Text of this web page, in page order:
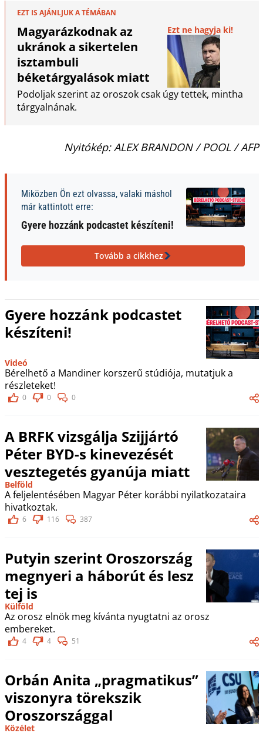
EZT IS AJÁNLJUK A TÉMÁBAN
Magyarázkodnak az
ukránok a sikertelen
isztambuli
béketárgyalások miatt
Ezt ne hagyja ki!
Podoljak szerint az oroszok csak úgy tettek, mintha
tárgyalnának.
Nyitókép: ALEX BRANDON / POOL / AFP
Miközben Ön ezt olvassa, valaki máshol
már kattintott erre:
Gyere hozzánk podcastet készíteni!
Tovább a cikkhez
Gyere hozzánk podcastet
készíteni!
Videó
Bérelhető a Mandiner korszerű stúdiója, mutatjuk a
részleteket!
0 0 0
A BRFK vizsgálja Szijjártó
Péter BYD-s kinevezését
vesztegetés gyanúja miatt
Belföld
A feljelentésében Magyar Péter korábbi nyilatkozataira
hivatkoztak.
6 116 387
Putyin szerint Oroszország
megnyeri a háborút és lesz
tej is
Külföld
Az orosz elnök meg kívánta nyugtatni az orosz
embereket.
4 4 51
Orbán Anita „pragmatikus”
viszonyra törekszik
Oroszországgal
Közélet